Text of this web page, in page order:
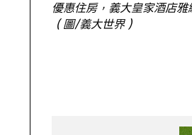
優惠住房，義大皇家酒店
（圖/義大世界）